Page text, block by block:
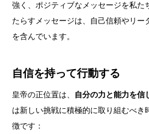
強く、ポジティブなメッセージを私た
たらすメッセージは、自己信頼やリー
を含んでいます。
自信を持って行動する
皇帝の正位置は、 自分の力と能力を信
は新しい挑戦に積極的に取り組むべき
徴です：